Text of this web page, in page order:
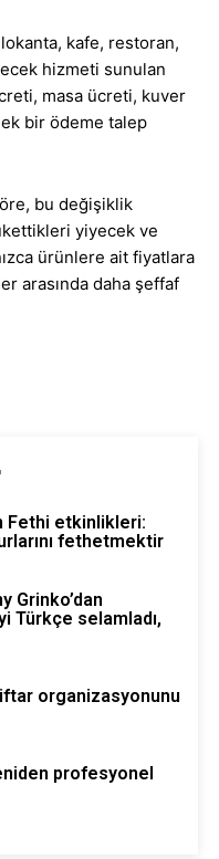
kafe, restoran,
hizmeti sunulan
masa ücreti, kuver
bir ödeme talep
bu değişiklik
yiyecek ve
ürünlere ait fiyatlara
arasında daha şeffaf
Fethi etkinlikleri:
fethetmektir
Grinko’dan
Türkçe selamladı,
iftar organizasyonunu
profesyonel